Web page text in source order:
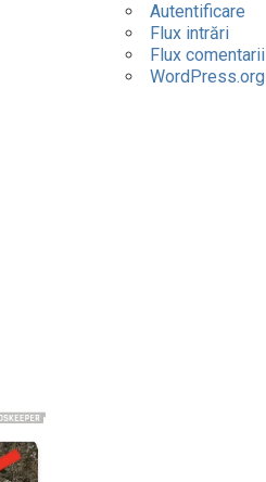
Autentificare
Flux intrări
Flux comentarii
WordPress.org